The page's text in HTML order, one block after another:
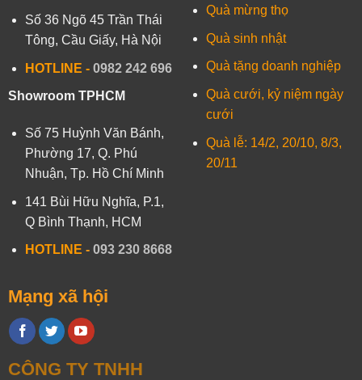
Số 36 Ngõ 45 Trần Thái
Tông, Cầu Giấy, Hà Nội
HOTLINE - 0982 242 696
Showroom TPHCM
Số 75 Huỳnh Văn Bánh,
Phường 17, Q. Phú
Nhuận, Tp. Hồ Chí Minh
141 Bùi Hữu Nghĩa, P.1,
Q Bình Thạnh, HCM
HOTLINE - 093 230 8668
Quà mừng thọ
Quà sinh nhật
Quà tặng doanh nghiệp
Quà cưới, kỷ niệm ngày
cưới
Quà lễ: 14/2, 20/10, 8/3,
20/11
Mạng xã hội
CÔNG TY TNHH